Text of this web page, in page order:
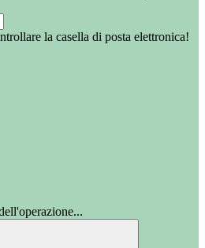
la casella di posta elettronica!